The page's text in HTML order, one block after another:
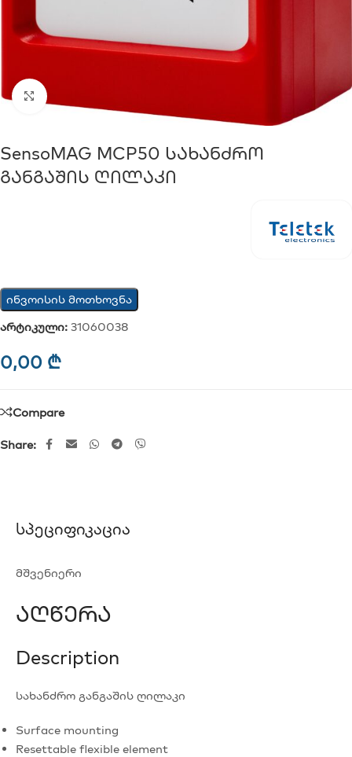
Click to enlarge
SensoMAG MCP50 Სახანძრო
Განგაშის Ღილაკი
ინვოისის მოთხოვნა
არტიკული: 31060038
0,00 ₾
Compare
Share:
Სპეციფიკაცია
მშვენიერი
Აღწერა
Description
სახანძრო განგაშის ღილაკი
Surface mounting
Resettable flexible element